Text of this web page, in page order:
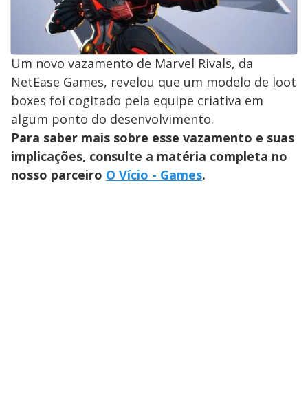
Um novo vazamento de Marvel Rivals, da
NetEase Games, revelou que um modelo de loot
boxes foi cogitado pela equipe criativa em
algum ponto do desenvolvimento.
Para saber mais sobre esse vazamento e suas
implicações, consulte a matéria completa no
nosso parceiro O Vício - Games.